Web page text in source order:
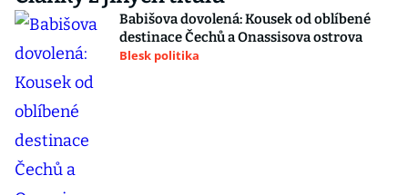
Babišova dovolená: Kousek od oblíbené
destinace Čechů a Onassisova ostrova
Blesk politika